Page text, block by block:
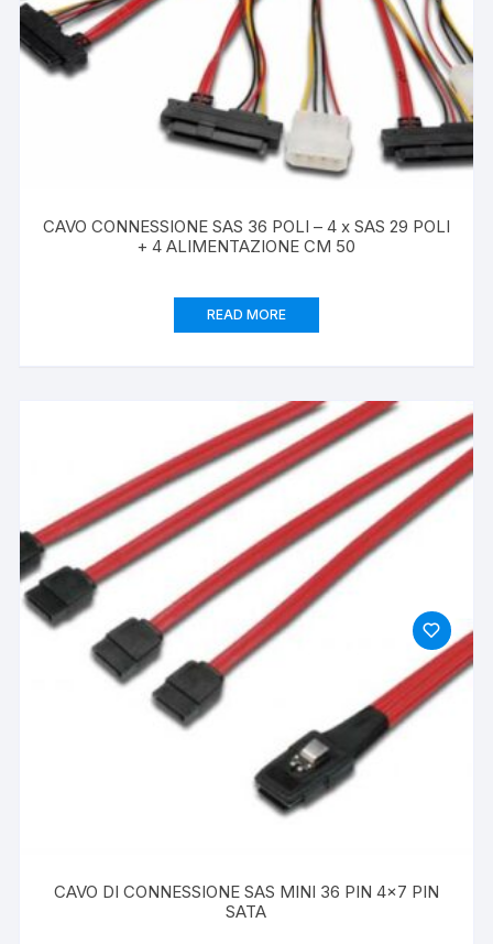
CAVO CONNESSIONE SAS 36 POLI – 4 x SAS 29 POLI
+ 4 ALIMENTAZIONE CM 50
READ MORE
CAVO DI CONNESSIONE SAS MINI 36 PIN 4×7 PIN
SATA